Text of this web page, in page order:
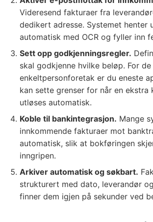
Videresend fakturaer fra
dedikert adresse. Systemet henter
automatisk med OCR og fyller inn
Sett opp godkjenningsregler.
skal godkjenne hvilke beløp. For
enkeltpersonforetak er du eneste
kan sette grenser for når en ekstra
utløses automatisk.
Koble til bankintegrasjon. Mange
innkommende fakturaer mot
automatisk, slik at bokføringen
inngripen.
Arkiver automatisk og søkbart.
strukturert med dato, leverandør
finner dem igjen på sekunder ved